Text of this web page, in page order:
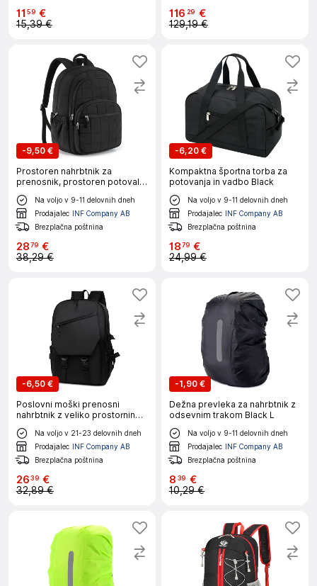
11 59 €
15,39 €
116 29 €
129,19 €
-9,50 €
Prostoren nahrbtnik za
prenosnik, prostoren potovalni
računalniški nahrbtnik za
podjetja, šolo, potovanja Black
Na voljo v 9-11 delovnih dneh
Prodajalec INF Company AB
Brezplačna poštnina
2879 €
38,29 €
-6,20 €
Kompaktna športna torba za
potovanja in vadbo Black
Na voljo v 9-11 delovnih dneh
Prodajalec INF Company AB
Brezplačna poštnina
1879 €
24,99 €
-6,50 €
Poslovni moški prenosni
nahrbtnik z veliko prostornino
Black
Na voljo v 21-23 delovnih dneh
Prodajalec INF Company AB
Brezplačna poštnina
2639 €
32,89 €
-1,90 €
Dežna prevleka za nahrbtnik z
odsevnim trakom Black L
Na voljo v 9-11 delovnih dneh
Prodajalec INF Company AB
Brezplačna poštnina
8 39 €
10,29 €